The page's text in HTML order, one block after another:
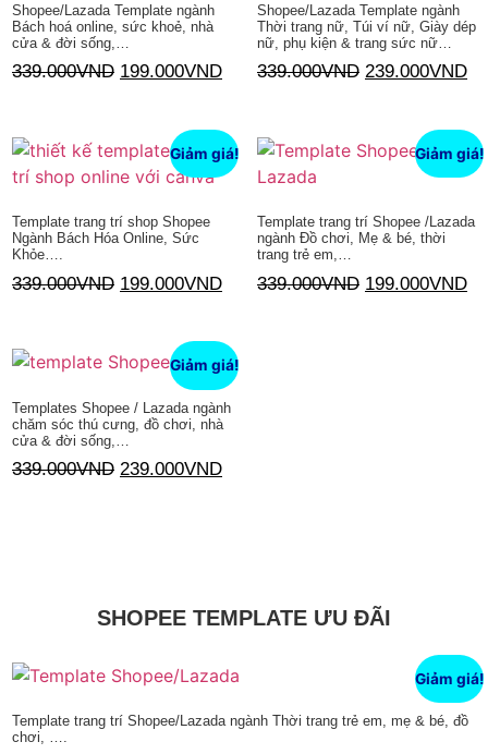
Shopee/Lazada Template ngành
Bách hoá online, sức khoẻ, nhà
cửa & đời sống,…
339.000VND 199.000VND
Shopee/Lazada Template ngành
Thời trang nữ, Túi ví nữ, Giày dép
nữ, phụ kiện & trang sức nữ…
339.000VND 239.000VND
Giảm giá!
Template trang trí shop Shopee
Ngành Bách Hóa Online, Sức
Khỏe….
339.000VND 199.000VND
Giảm giá!
Template trang trí Shopee /Lazada
ngành Đồ chơi, Mẹ & bé, thời
trang trẻ em,…
339.000VND 199.000VND
Giảm giá!
Templates Shopee / Lazada ngành
chăm sóc thú cưng, đồ chơi, nhà
cửa & đời sống,…
339.000VND 239.000VND
SHOPEE TEMPLATE ƯU ĐÃI
Giảm giá!
Template trang trí Shopee/Lazada ngành Thời trang trẻ em, mẹ & bé, đồ
chơi, ….